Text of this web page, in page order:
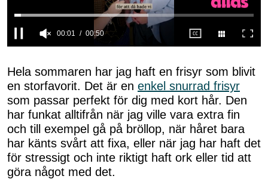
of
50
seconds
00:02 00:50
Hela sommaren har jag haft en frisyr som blivit
en storfavorit. Det är en enkel snurrad frisyr
som passar perfekt för dig med kort hår. Den
har funkat alltifrån när jag ville vara extra fin
och till exempel gå på bröllop, när håret bara
har känts svårt att fixa, eller när jag har haft det
för stressigt och inte riktigt haft ork eller tid att
göra något med det.